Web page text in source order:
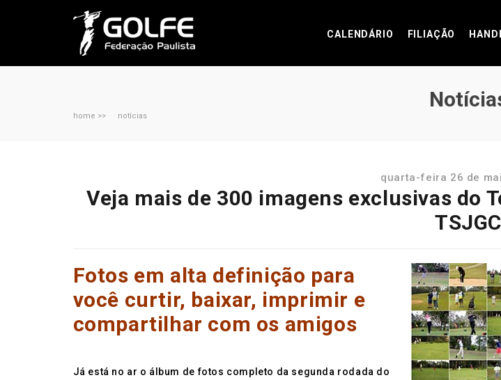
CALENDÁRIO FILIAÇÃO
home >> notícias
quarta-feira 26 de
Veja mais de 300 imagens exclusivas do
TSJGC
Fotos em alta definição para
você curtir, baixar, imprimir e
compartilhar com os amigos
Já está no ar o álbum de fotos completo da segunda rodada do